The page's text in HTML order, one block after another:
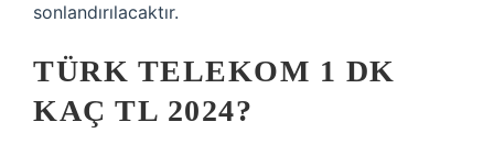
sonlandırılacaktır.
TÜRK TELEKOM 1 DK
KAÇ TL 2024?